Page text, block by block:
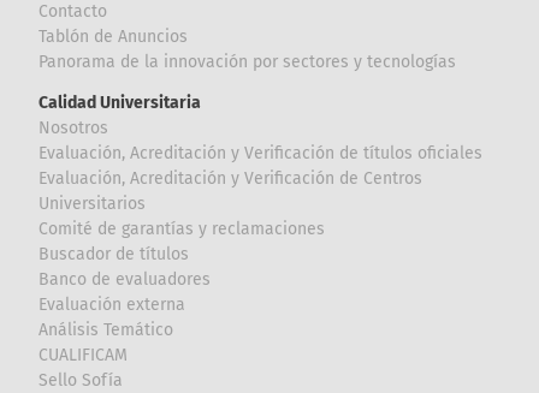
Contacto
Tablón de Anuncios
Panorama de la innovación por sectores y tecnologías
Calidad Universitaria
Nosotros
Evaluación, Acreditación y Verificación de títulos oficiales
Evaluación, Acreditación y Verificación de Centros
Universitarios
Comité de garantías y reclamaciones
Buscador de títulos
Banco de evaluadores
Evaluación externa
Análisis Temático
CUALIFICAM
Sello Sofía